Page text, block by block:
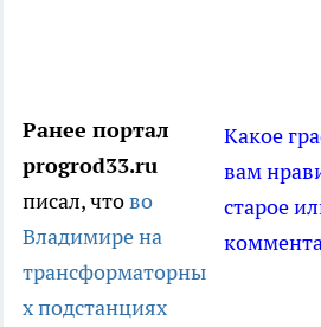
Какое
вам
старое
Ранее портал
progrod33.ru
писал, чтово
Владимире на
трансформаторны
х подстанциях